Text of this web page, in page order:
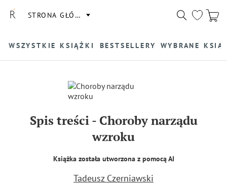
STRONA GŁÓWNA
WSZYSTKIE KSIĄŻKI BESTSELLERY WYBRANE
Spis treści- Choroby narządu
wzroku
Książka została utworzona z pomocą AI
Tadeusz Czerniawski